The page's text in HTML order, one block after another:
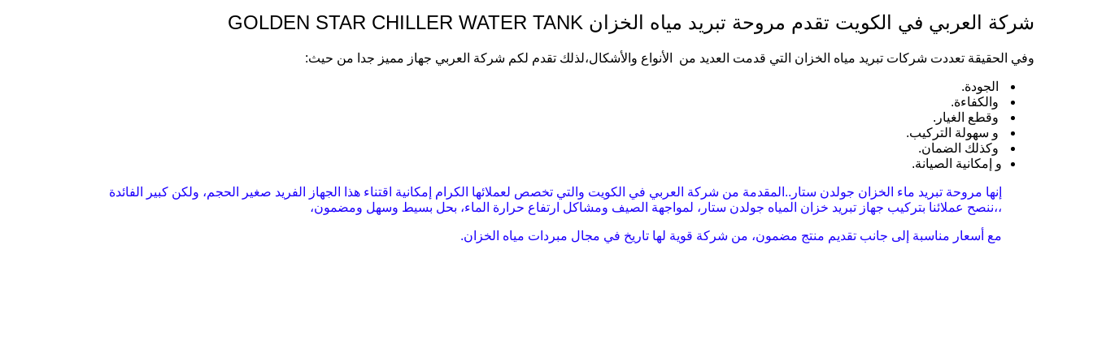
شركة العربي في الكويت تقدم مروحة تبريد مياه الخزان GOLDEN STAR CHILLER WATER TANK
وفي الحقيقة تعددت شركات تبريد مياه الخزان التي قدمت العديد من الأنواع والأشكال،لذلك تقدم لكم شركة العربي جهاز مميز جدا من حيث:
الجودة.
والكفاءة.
وقطع الغيار.
و سهولة التركيب.
وكذلك الضمان.
و إمكانية الصيانة.
إنها مروحة تبريد ماء الخزان جولدن ستار..المقدمة من شركة العربي في الكويت والتي تخصص لعملائها الكرام إمكانية اقتناء هذا الجهاز الفريد صغير الحجم، ولكن كبير الفائدة
،،ننصح عملائنا بتركيب جهاز تبريد خزان المياه جولدن ستار، لمواجهة الصيف ومشاكل ارتفاع حرارة الماء، بحل بسيط وسهل ومضمون،
مع أسعار مناسبة إلى جانب تقديم منتج مضمون، من شركة قوية لها تاريخ في مجال مبردات مياه الخزان.